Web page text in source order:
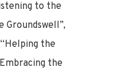
to the
Groundswell”,
the
the